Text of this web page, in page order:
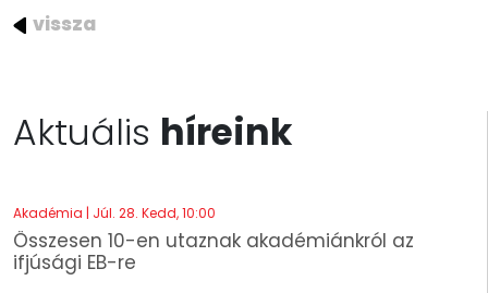
Aktuális híreink
Akadémia | Júl. 28. Kedd, 10:00
Összesen 10-en utaznak akadémiánkról az
ifjúsági EB-re
vissza